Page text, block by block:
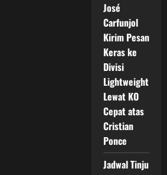
José
Carfunjol
Kirim Pesan
Keras ke
Divisi
Lightweight
Lewat KO
Cepat atas
Cristian
Ponce
Jadwal Tinju